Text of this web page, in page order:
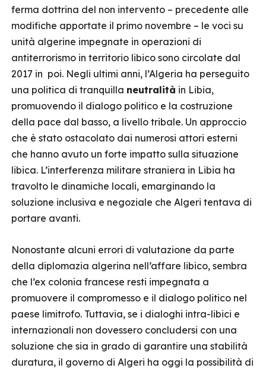
ferma dottrina del non intervento – precedente alle
modifiche apportate il primo novembre – le voci su
unità algerine impegnate in operazioni di
antiterrorismo in territorio libico sono circolate dal
2017 in poi. Negli ultimi anni, l’Algeria ha perseguito
una politica di tranquilla neutralità in Libia,
promuovendo il dialogo politico e la costruzione
della pace dal basso, a livello tribale. Un approccio
che è stato ostacolato dai numerosi attori esterni
che hanno avuto un forte impatto sulla situazione
libica. L’interferenza militare straniera in Libia ha
travolto le dinamiche locali, emarginando la
soluzione inclusiva e negoziale che Algeri tentava di
portare avanti.
Nonostante alcuni errori di valutazione da parte
della diplomazia algerina nell’affare libico, sembra
che l’ex colonia francese resti impegnata a
promuovere il compromesso e il dialogo politico nel
paese limitrofo. Tuttavia, se i dialoghi intra-libici e
internazionali non dovessero concludersi con una
soluzione che sia in grado di garantire una stabilità
duratura, il governo di Algeri ha oggi la possibilità di